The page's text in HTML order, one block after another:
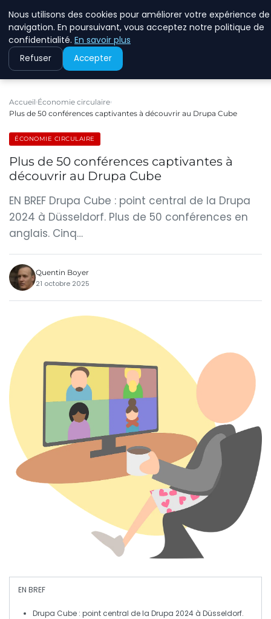
Accueil Économie circulaire
Plus de 50 conférences captivantes à découvrir au Drupa Cube
ÉCONOMIE CIRCULAIRE
Plus de 50 conférences captivantes à
découvrir au Drupa Cube
EN BREF Drupa Cube : point central de la Drupa
2024 à Düsseldorf. Plus de 50 conférences en
anglais. Cinq…
Quentin Boyer
21 octobre 2025
EN BREF
Drupa Cube : point central de la Drupa 2024 à Düsseldorf.
Nous utilisons des cookies pour améliorer votre expérience de
navigation. En poursuivant, vous acceptez notre politique de
confidentialité. En savoir plus
Refuser Accepter